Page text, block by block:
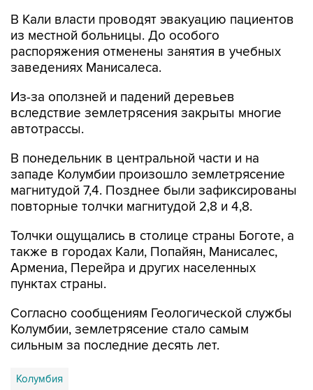
В Кали власти проводят эвакуацию пациентов
из местной больницы. До особого
распоряжения отменены занятия в учебных
заведениях Манисалеса.
Из-за оползней и падений деревьев
вследствие землетрясения закрыты многие
автотрассы.
В понедельник в центральной части и на
западе Колумбии произошло землетрясение
магнитудой 7,4. Позднее были зафиксированы
повторные толчки магнитудой 2,8 и 4,8.
Толчки ощущались в столице страны Боготе, а
также в городах Кали, Попайян, Манисалес,
Армениа, Перейра и других населенных
пунктах страны.
Согласно сообщениям Геологической службы
Колумбии, землетрясение стало самым
сильным за последние десять лет.
Колумбия